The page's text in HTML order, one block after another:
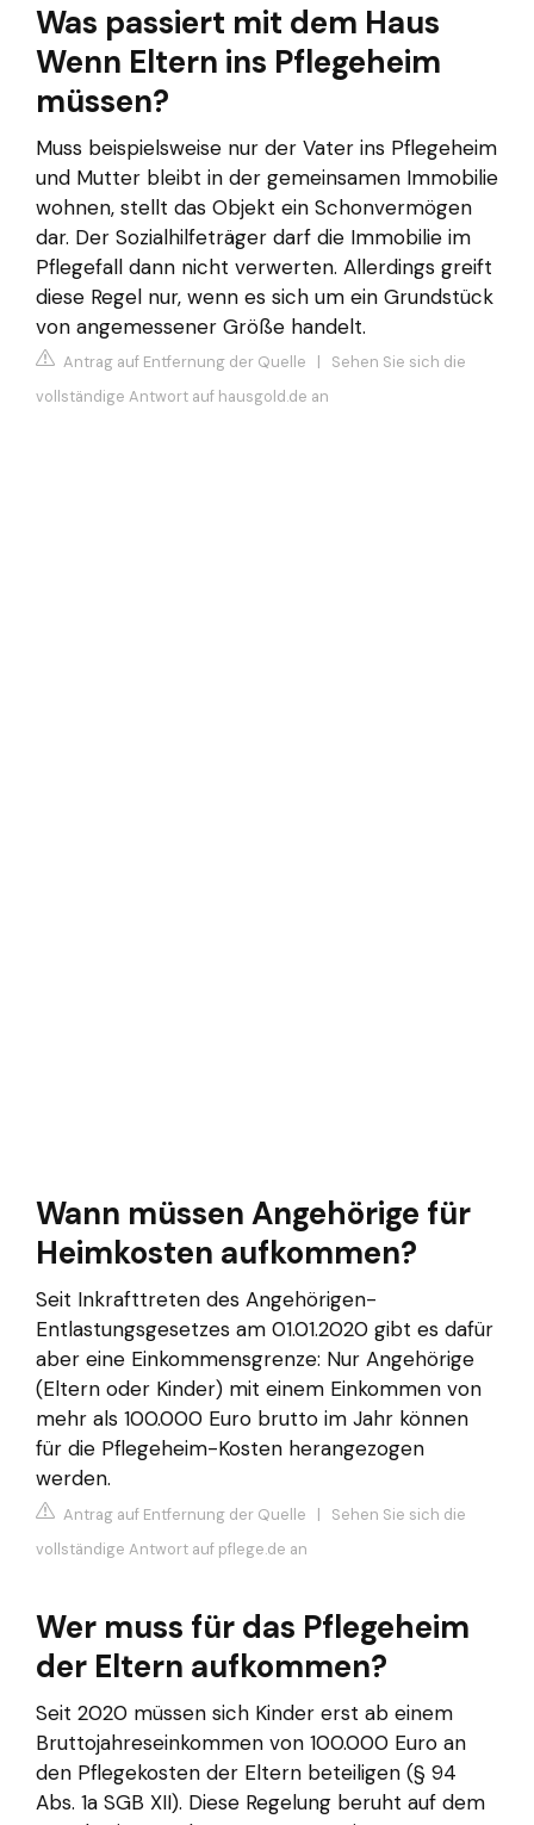
Was passiert mit dem Haus
Wenn Eltern ins Pflegeheim
müssen?
Muss beispielsweise nur der Vater ins Pflegeheim
und Mutter bleibt in der gemeinsamen Immobilie
wohnen, stellt das Objekt ein Schonvermögen
dar. Der Sozialhilfeträger darf die Immobilie im
Pflegefall dann nicht verwerten. Allerdings greift
diese Regel nur, wenn es sich um ein Grundstück
von angemessener Größe handelt.
Antrag auf Entfernung der Quelle | Sehen Sie sich die
vollständige Antwort auf hausgold.de an
Wann müssen Angehörige für
Heimkosten aufkommen?
Seit Inkrafttreten des Angehörigen-
Entlastungsgesetzes am 01.01.2020 gibt es dafür
aber eine Einkommensgrenze: Nur Angehörige
(Eltern oder Kinder) mit einem Einkommen von
mehr als 100.000 Euro brutto im Jahr können
für die Pflegeheim-Kosten herangezogen
werden.
Antrag auf Entfernung der Quelle | Sehen Sie sich die
vollständige Antwort auf pflege.de an
Wer muss für das Pflegeheim
der Eltern aufkommen?
Seit 2020 müssen sich Kinder erst ab einem
Bruttojahreseinkommen von 100.000 Euro an
den Pflegekosten der Eltern beteiligen (§ 94
Abs. 1a SGB XII). Diese Regelung beruht auf dem